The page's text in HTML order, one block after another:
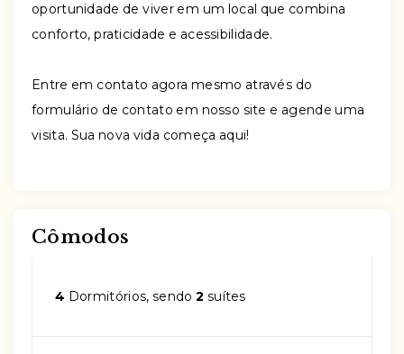
oportunidade de viver em um local que combina
conforto, praticidade e acessibilidade.
Entre em contato agora mesmo através do
formulário de contato em nosso site e agende uma
visita. Sua nova vida começa aqui!
Cômodos
4 Dormitórios, sendo2 suítes